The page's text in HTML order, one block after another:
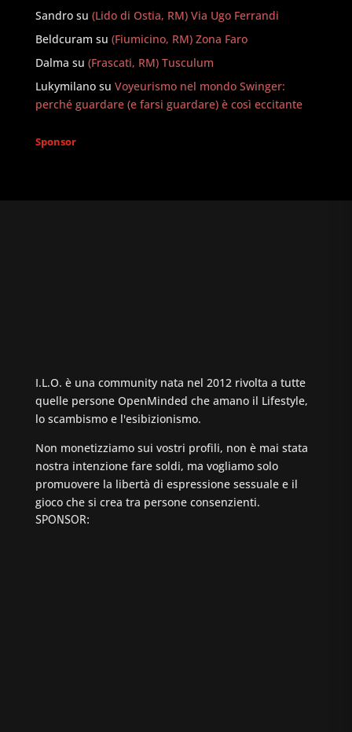
Sandrosu (Lido di Ostia, RM) Via Ugo Ferrandi
Beldcuram su (Fiumicino, RM) Zona Faro
Dalma su (Frascati, RM) Tusculum
Lukymilanosu Voyeurismo nel mondo Swinger:
perché guardare (e farsi guardare) è così eccitante
Sponsor
I.L.O. è una community nata nel 2012 rivolta a tutte
quelle persone OpenMinded che amano il Lifestyle,
lo scambismo e l'esibizionismo.
Non monetizziamo sui vostri profili, non è mai stata
nostra intenzione fare soldi, ma vogliamo solo
promuovere la libertà di espressione sessuale e il
gioco che si crea tra persone consenzienti.
SPONSOR: